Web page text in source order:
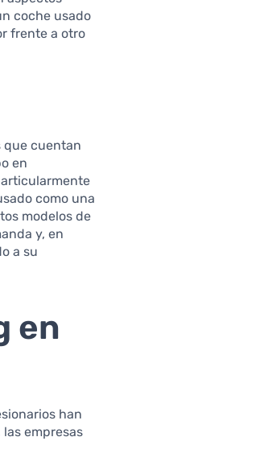
coche usado
frente a otro
que cuentan
en
como una
modelos de
y, en
a su
en
han
empresas